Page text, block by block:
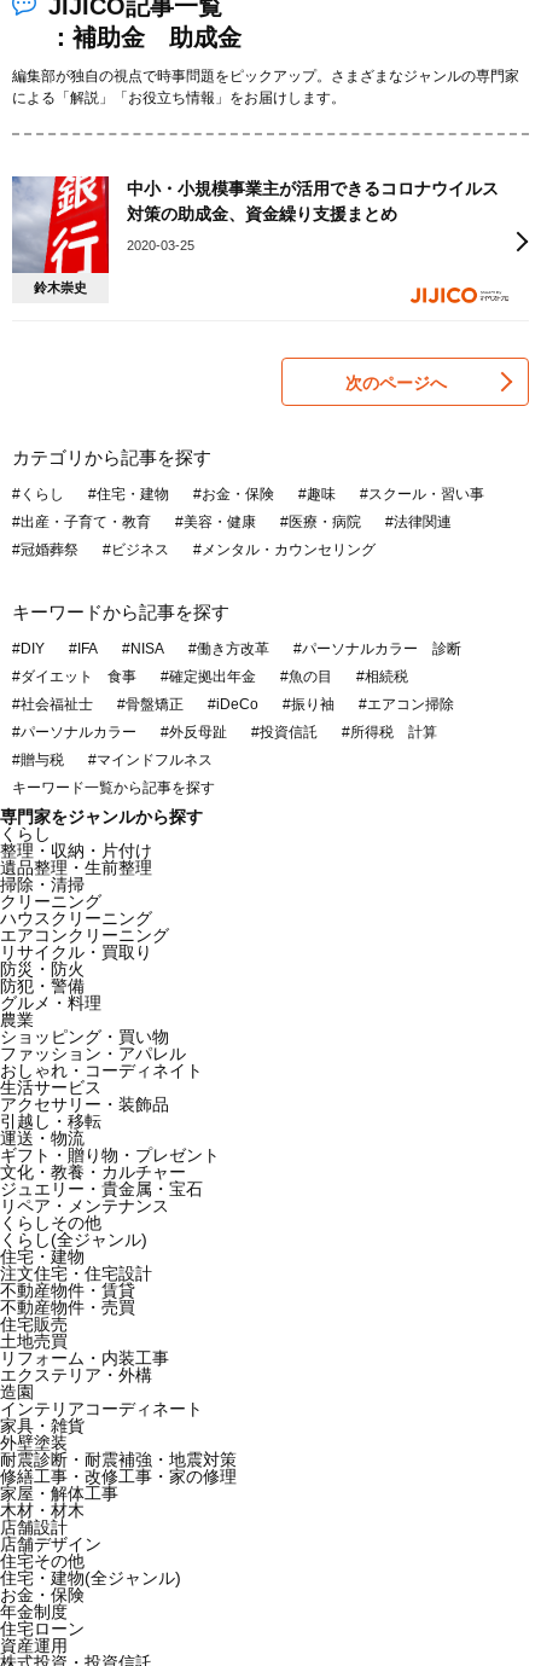
JIJICO記事一覧
：補助金 助成金
編集部が独自の視点で時事問題をピックアップ。さまざまなジャンルの専門家
による「解説」「お役立ち情報」をお届けします。
鈴木崇史
中小・小規模事業主が活用できるコロナウイルス
対策の助成金、資金繰り支援まとめ
2020-03-25
次のページへ
カテゴリから記事を探す
#くらし #住宅・建物 #お金・保険 #趣味
#スクール・習い事
#出産・子育て・教育
#美容・健康 #医療・病院
#法律関連
#冠婚葬祭
#ビジネス #メンタル・カウンセリング
キーワードから記事を探す
#DIY #IFA #NISA #働き方改革
#パーソナルカラー 診断
#ダイエット 食事
#確定拠出年金 #魚の目
#相続税
#社会福祉士
#骨盤矯正 #iDeCo #振り袖
#エアコン掃除
#パーソナルカラー
#外反母趾 #投資信託
#所得税 計算
#贈与税
#マインドフルネス
キーワード一覧から記事を探す
専門家をジャンルから探す
くらし
整理・収納・片付け
遺品整理・生前整理
掃除・清掃
クリーニング
ハウスクリーニング
エアコンクリーニング
リサイクル・買取り
防災・防火
防犯・警備
グルメ・料理
農業
ショッピング・買い物
ファッション・アパレル
おしゃれ・コーディネイト
生活サービス
アクセサリー・装飾品
引越し・移転
運送・物流
ギフト・贈り物・プレゼント
文化・教養・カルチャー
ジュエリー・貴金属・宝石
リペア・メンテナンス
くらしその他
くらし(全ジャンル)
住宅・建物
注文住宅・住宅設計
不動産物件・賃貸
不動産物件・売買
住宅販売
土地売買
リフォーム・内装工事
エクステリア・外構
造園
インテリアコーディネート
家具・雑貨
外壁塗装
耐震診断・耐震補強・地震対策
修繕工事・改修工事・家の修理
家屋・解体工事
木材・材木
店舗設計
店舗デザイン
住宅その他
住宅・建物(全ジャンル)
お金・保険
年金制度
住宅ローン
資産運用